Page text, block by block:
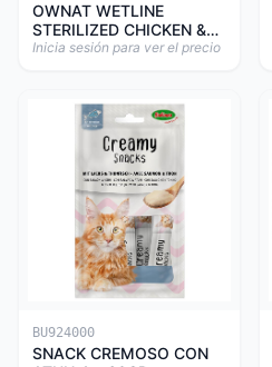
OWNAT WETLINE
STERILIZED CHICKEN &
TURKEY CAT 85gr
Inicia sesión para ver el precio
BU924000
SNACK CREMOSO CON